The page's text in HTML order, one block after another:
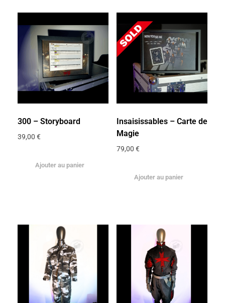
300 – Storyboard
39,00 €
Ajouter au panier
Insaisissables – Carte de
Magie
79,00 €
Ajouter au panier